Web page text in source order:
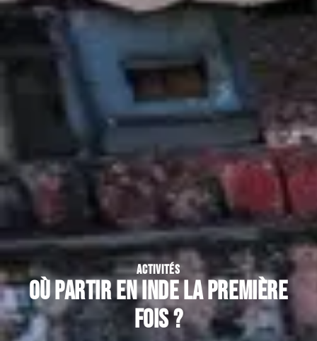
ACTIVITÉS
Où partir en Inde la première
fois ?